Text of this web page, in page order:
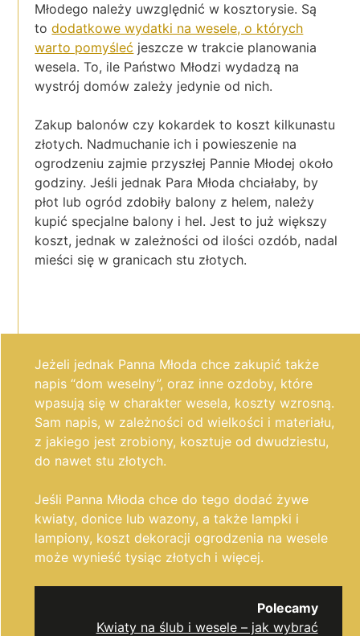
Młodego należy uwzględnić w kosztorysie. Są
tododatkowe wydatki na wesele, o których
warto pomyśleć jeszcze w trakcie planowania
wesela. To, ile Państwo Młodzi wydadzą na
wystrój domów zależy jedynie od nich.
Zakup balonów czy kokardek to koszt kilkunastu
złotych. Nadmuchanie ich i powieszenie na
ogrodzeniu zajmie przyszłej Pannie Młodej około
godziny. Jeśli jednak Para Młoda chciałaby, by
płot lub ogród zdobiły balony z helem, należy
kupić specjalne balony i hel. Jest to już większy
koszt, jednak w zależności od ilości ozdób, nadal
mieści się w granicach stu złotych.
Jeżeli jednak Panna Młoda chce zakupić także
napis “dom weselny”, oraz inne ozdoby, które
wpasują się w charakter wesela, koszty wzrosną.
Sam napis, w zależności od wielkości i materiału,
z jakiego jest zrobiony, kosztuje od dwudziestu,
do nawet stu złotych.
Jeśli Panna Młoda chce do tego dodać żywe
kwiaty, donice lub wazony, a także lampki i
lampiony, koszt dekoracji ogrodzenia na wesele
może wynieść tysiąc złotych i więcej.
Polecamy
Kwiaty na ślub i wesele – jak wybrać